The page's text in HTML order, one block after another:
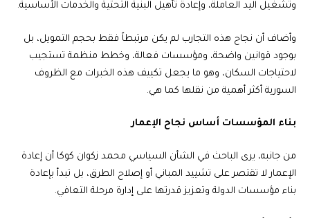
وتشغيل اليد العاملة، وإعادة تأهيل البنية التحتية والخدمات الأساسية.
وأضاف أن نجاح هذه التجارب لم يكن مرتبطاً فقط بحجم التمويل، بل
بوجود قوانين واضحة، ومؤسسات فعالة، وخطط منظمة تستجيب
لاحتياجات السكان، وهو ما يجعل تكييف هذه الخبرات مع الظروف
السورية أكثر أهمية من نقلها كما هي.
بناء المؤسسات أساس نجاح الإعمار
من جانبه، يرى الباحث في الشأن السياسي محمد زكوان كوكا أن إعادة
الإعمار لا تقتصر على تشييد المباني أو إصلاح الطرق، بل تبدأ بإعادة
بناء مؤسسات الدولة وتعزيز قدرتها على إدارة مرحلة التعافي.